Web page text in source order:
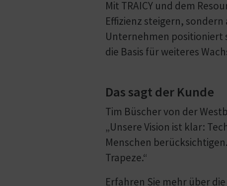
Mit TRAICY und dem
Effizienz steigern,
Unternehmen positioniert
die Basis für weiteres
Das sagt der Kunde
Tim Büscher von der
„Unsere Vision ist klar:
Menschen
Trapeze.“
Erfahren Sie mehr über